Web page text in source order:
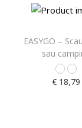
EASYGO –
sau
€18,79